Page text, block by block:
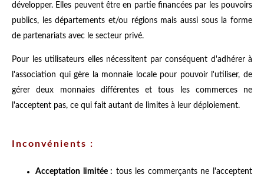
développer. Elles peuvent être en partie financées par les pouvoirs
publics, les départements et/ou régions mais aussi sous la forme
de partenariats avec le secteur privé.
Pour les utilisateurs elles nécessitent par conséquent d'adhérer à
l'association qui gère la monnaie locale pour pouvoir l'utiliser, de
gérer deux monnaies différentes et tous les commerces ne
l'acceptent pas, ce qui fait autant de limites à leur déploiement.
Inconvénients :
Acceptation limitée : tous les commerçants ne l'acceptent